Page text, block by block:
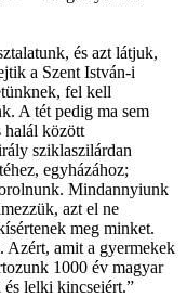
és azt látjuk,
a Szent István-i
fel kell
A tét pedig ma sem
halál között
sziklaszilárdan
egyházához;
Mindannyiunk
azt el ne
meg minket.
Azért, amit a gyermekek
1000 év magyar
és lelki kincseiért.”